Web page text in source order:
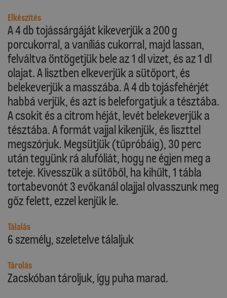
Elkészítés
A 4 db tojássárgáját kikeverjük a 200 g
porcukorral, a vaníliás cukorral, majd lassan,
felváltva öntögetjük bele az 1 dl vizet, és az 1 dl
olajat. A lisztben elkeverjük a sütőport, és
belekeverjük a masszába. A 4 db tojásfehérjét
habbá verjük, és azt is beleforgatjuk a tésztába.
A csokit és a citrom héját, levét belekeverjük a
tésztába. A formát vajjal kikenjük, és liszttel
megszórjuk. Megsütjük (tűpróbáig), 30 perc
után tegyünk rá alufóliát, hogy ne égjen meg a
teteje. Kivesszük a sütőből, ha kihűlt, 1 tábla
tortabevonót 3 evőkanál olajjal olvasszunk meg
gőz felett, ezzel kenjük le.
Tálalás
6 személy, szeletelve tálaljuk
Tárolás
Zacskóban tároljuk, így puha marad.